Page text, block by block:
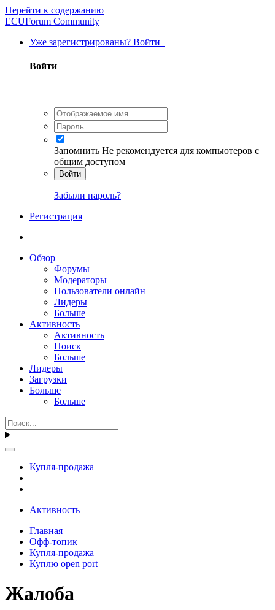
Перейти к содержанию
ECUForum Community
Уже зарегистрированы? Войти
Войти
Запомнить Не рекомендуется для компьютеров с
общим доступом
Войти
Забыли пароль?
Регистрация
Обзор
Форумы
Модераторы
Пользователи онлайн
Лидеры
Больше
Активность
Активность
Поиск
Больше
Лидеры
Загрузки
Больше
Больше
Купля-продажа
Активность
Главная
Офф-топик
Купля-продажа
Куплю open port
Жалоба